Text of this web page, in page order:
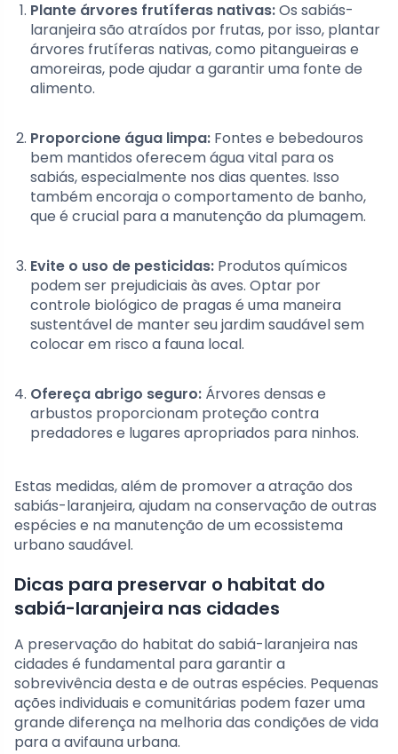
Plante árvores frutíferas nativas:Os sabiás-
laranjeira são atraídos por frutas, por isso, plantar
árvores frutíferas nativas, como pitangueiras e
amoreiras, pode ajudar a garantir uma fonte de
alimento.
Proporcione água limpa: Fontes e bebedouros
bem mantidos oferecem água vital para os
sabiás, especialmente nos dias quentes. Isso
também encoraja o comportamento de banho,
que é crucial para a manutenção da plumagem.
Evite o uso de pesticidas: Produtos químicos
podem ser prejudiciais às aves. Optar por
controle biológico de pragas é uma maneira
sustentável de manter seu jardim saudável sem
colocar em risco a fauna local.
Ofereça abrigo seguro: Árvores densas e
arbustos proporcionam proteção contra
predadores e lugares apropriados para ninhos.
Estas medidas, além de promover a atração dos
sabiás-laranjeira, ajudam na conservação de outras
espécies e na manutenção de um ecossistema
urbano saudável.
Dicas para preservar o habitat do
sabiá-laranjeira nas cidades
A preservação do habitat do sabiá-laranjeira nas
cidades é fundamental para garantir a
sobrevivência desta e de outras espécies. Pequenas
ações individuais e comunitárias podem fazer uma
grande diferença na melhoria das condições de vida
para a avifauna urbana.